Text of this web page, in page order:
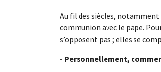
Au fil des siècles,
communion avec le pape.
s’opposent pas ; elles se
- Personnellement,